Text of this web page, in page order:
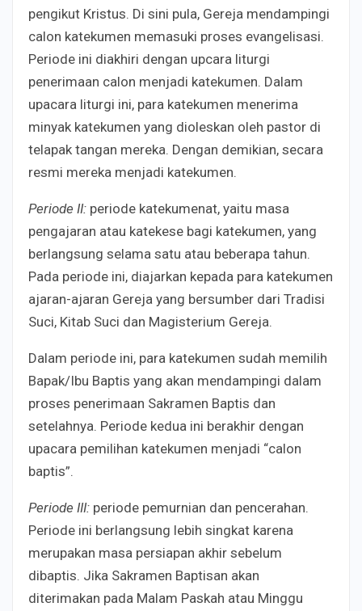
pengikut Kristus. Di sini pula, Gereja mendampingi
calon katekumen memasuki proses evangelisasi.
Periode ini diakhiri dengan upcara liturgi
penerimaan calon menjadi katekumen. Dalam
upacara liturgi ini, para katekumen menerima
minyak katekumen yang dioleskan oleh pastor di
telapak tangan mereka. Dengan demikian, secara
resmi mereka menjadi katekumen.
Periode II: periode katekumenat, yaitu masa
pengajaran atau katekese bagi katekumen, yang
berlangsung selama satu atau beberapa tahun.
Pada periode ini, diajarkan kepada para katekumen
ajaran-ajaran Gereja yang bersumber dari Tradisi
Suci, Kitab Suci dan Magisterium Gereja.
Dalam periode ini, para katekumen sudah memilih
Bapak/Ibu Baptis yang akan mendampingi dalam
proses penerimaan Sakramen Baptis dan
setelahnya. Periode kedua ini berakhir dengan
upacara pemilihan katekumen menjadi “calon
baptis”.
Periode III: periode pemurnian dan pencerahan.
Periode ini berlangsung lebih singkat karena
merupakan masa persiapan akhir sebelum
dibaptis. Jika Sakramen Baptisan akan
diterimakan pada Malam Paskah atau Minggu